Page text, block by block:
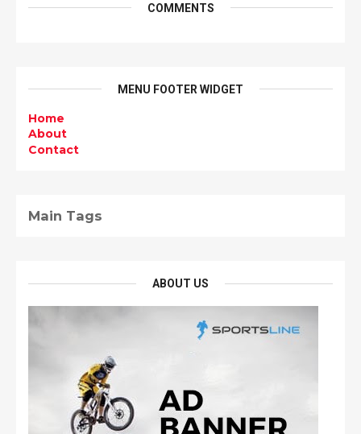
COMMENTS
MENU FOOTER WIDGET
Home
About
Contact
Main Tags
ABOUT US